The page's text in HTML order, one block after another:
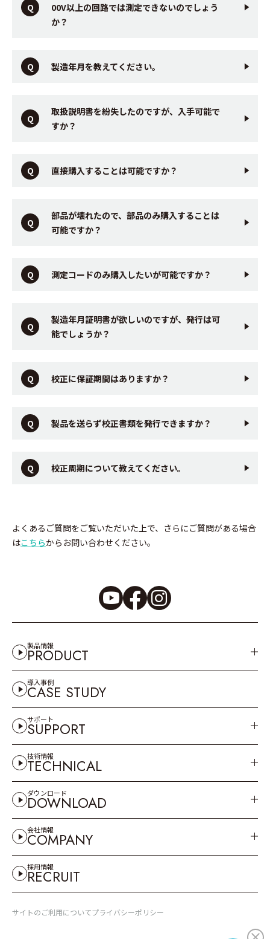
00V以上の回路では測定できないのでしょう
か？
製造年月を教えてください。
取扱説明書を紛失したのですが、入手可能で
すか？
直接購入することは可能ですか？
部品が壊れたので、部品のみ購入することは
可能ですか？
測定コードのみ購入したいが可能ですか？
製造年月証明書が欲しいのですが、発行は可
能でしょうか？
校正に保証期間はありますか？
製品を送らず校正書類を発行できますか？
校正周期について教えてください。
よくあるご質問をご覧いただいた上で、さらにご質問がある場合
はこちらからお問い合わせください。
製品情報
PRODUCT
導入事例
CASE STUDY
サポート
SUPPORT
技術情報
TECHNICAL
ダウンロード
DOWNLOAD
会社情報
COMPANY
採用情報
RECRUIT
サイトのご利用についてプライバシーポリシー